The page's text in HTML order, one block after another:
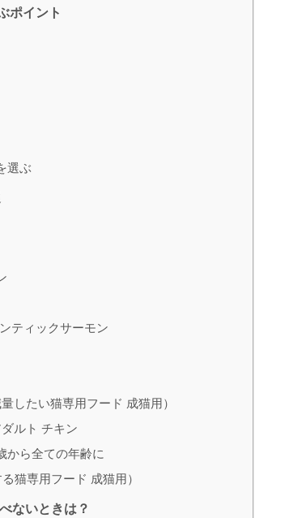
ポイント
選ぶ
ティックサーモン
したい猫専用フード 成猫用）
ルト チキン
から全ての年齢に
猫専用フード 成猫用）
ないときは？